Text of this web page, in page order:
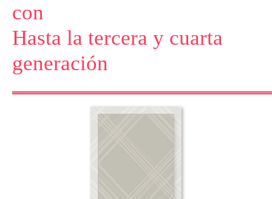
con
Hasta la tercera y cuarta
generación